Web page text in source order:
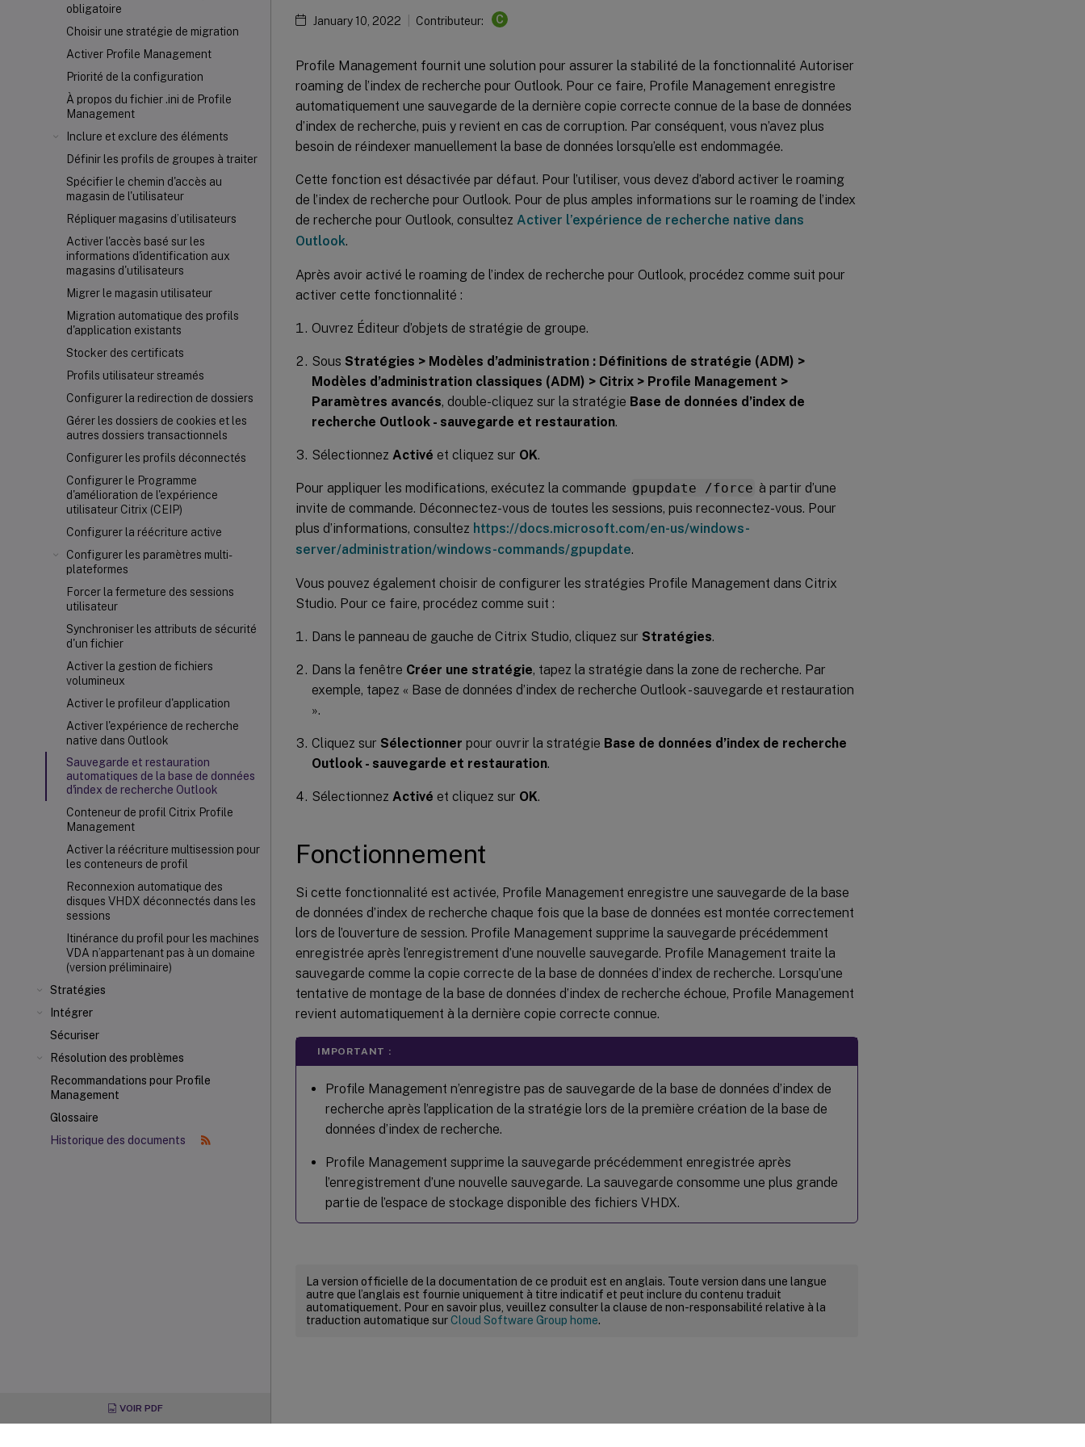
obligatoire
Choisir une stratégie de migration
Activer Profile Management
Priorité de la configuration
À propos du fichier .ini de Profile
Management
Inclure et exclure des éléments
Définir les profils de groupes à traiter
Spécifier le chemin d'accès au
magasin de l'utilisateur
Répliquer magasins d’utilisateurs
Activer l'accès basé sur les
informations d'identification aux
magasins d'utilisateurs
Migrer le magasin utilisateur
Migration automatique des profils
d'application existants
Stocker des certificats
Profils utilisateur streamés
Configurer la redirection de dossiers
Gérer les dossiers de cookies et les
autres dossiers transactionnels
Configurer les profils déconnectés
Configurer le Programme
d'amélioration de l'expérience
utilisateur Citrix (CEIP)
Configurer la réécriture active
Configurer les paramètres multi-
plateformes
Forcer la fermeture des sessions
utilisateur
Synchroniser les attributs de sécurité
d'un fichier
Activer la gestion de fichiers
volumineux
Activer le profileur d'application
Activer l'expérience de recherche
native dans Outlook
Sauvegarde et restauration
automatiques de la base de données
d'index de recherche Outlook
Conteneur de profil Citrix Profile
Management
Activer la réécriture multisession pour
les conteneurs de profil
Reconnexion automatique des
disques VHDX déconnectés dans les
sessions
Itinérance du profil pour les machines
VDA n’appartenant pas à un domaine
(version préliminaire)
Stratégies
Intégrer
Sécuriser
Résolution des problèmes
Recommandations pour Profile
Management
Glossaire
Historique des documents
VOIR PDF
January 10, 2022 Contributeur: C
Profile Management fournit une solution pour assurer la stabilité de la fonctionnalité Autoriser
roaming de l’index de recherche pour Outlook. Pour ce faire, Profile Management enregistre
automatiquement une sauvegarde de la dernière copie correcte connue de la base de données
d’index de recherche, puis y revient en cas de corruption. Par conséquent, vous n’avez plus
besoin de réindexer manuellement la base de données lorsqu’elle est endommagée.
Cette fonction est désactivée par défaut. Pour l’utiliser, vous devez d’abord activer le roaming
de l’index de recherche pour Outlook. Pour de plus amples informations sur le roaming de l’index
de recherche pour Outlook, consultez Activer l’expérience de recherche native dans
Outlook.
Après avoir activé le roaming de l’index de recherche pour Outlook, procédez comme suit pour
activer cette fonctionnalité :
Ouvrez Éditeur d’objets de stratégie de groupe.
Sous Stratégies > Modèles d’administration : Définitions de stratégie (ADM) >
Modèles d’administration classiques (ADM) > Citrix > Profile Management >
Paramètres avancés, double-cliquez sur la stratégie Base de données d’index de
recherche Outlook - sauvegarde et restauration.
Sélectionnez Activé et cliquez sur OK.
Pour appliquer les modifications, exécutez la commande gpupdate /force à partir d’une
invite de commande. Déconnectez-vous de toutes les sessions, puis reconnectez-vous. Pour
plus d’informations, consultez https://docs.microsoft.com/en-us/windows-
server/administration/windows-commands/gpupdate.
Vous pouvez également choisir de configurer les stratégies Profile Management dans Citrix
Studio. Pour ce faire, procédez comme suit :
Dans le panneau de gauche de Citrix Studio, cliquez sur Stratégies.
Dans la fenêtre Créer une stratégie, tapez la stratégie dans la zone de recherche. Par
exemple, tapez « Base de données d’index de recherche Outlook - sauvegarde et restauration
».
Cliquez sur Sélectionner pour ouvrir la stratégie Base de données d’index de recherche
Outlook - sauvegarde et restauration.
Sélectionnez Activé et cliquez sur OK.
Fonctionnement
Si cette fonctionnalité est activée, Profile Management enregistre une sauvegarde de la base
de données d’index de recherche chaque fois que la base de données est montée correctement
lors de l’ouverture de session. Profile Management supprime la sauvegarde précédemment
enregistrée après l’enregistrement d’une nouvelle sauvegarde. Profile Management traite la
sauvegarde comme la copie correcte de la base de données d’index de recherche. Lorsqu’une
tentative de montage de la base de données d’index de recherche échoue, Profile Management
revient automatiquement à la dernière copie correcte connue.
IMPORTANT :
Profile Management n’enregistre pas de sauvegarde de la base de données d’index de
recherche après l’application de la stratégie lors de la première création de la base de
données d’index de recherche.
Profile Management supprime la sauvegarde précédemment enregistrée après
l’enregistrement d’une nouvelle sauvegarde. La sauvegarde consomme une plus grande
partie de l’espace de stockage disponible des fichiers VHDX.
La version officielle de la documentation de ce produit est en anglais. Toute version dans une langue
autre que l’anglais est fournie uniquement à titre indicatif et peut inclure du contenu traduit
automatiquement. Pour en savoir plus, veuillez consulter la clause de non-responsabilité relative à la
traduction automatique surCloud Software Group home.